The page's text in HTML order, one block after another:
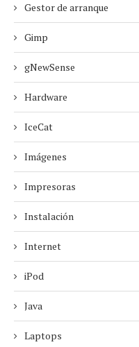
Gestor de arranque
Gimp
gNewSense
Hardware
IceCat
Imágenes
Impresoras
Instalación
Internet
iPod
Java
Laptops